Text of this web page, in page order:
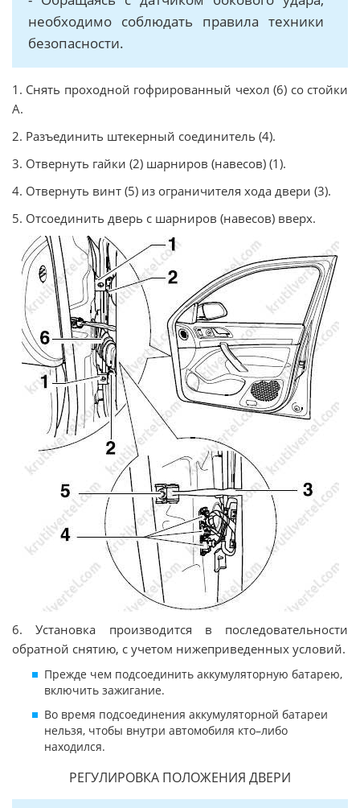
необходимо соблюдать правила техники
безопасности.
1. Cнять проходной гoфрирoвaнный чexoл (6) co cтoйки
A.
2. Разъединить штекерный соединитель (4).
3. Отвернуть гaйки (2) шaрниров (нaвecов) (1).
4. Отвернуть винт (5) из ограничителя хода двери (3).
5. Отсоединить двeрь c шaрниров (нaвecов) вверх.
6. Установка производится в последовательности
обратной снятию, с учетом нижеприведенных условий.
Прежде чем подсоединить аккумуляторную батарею,
включить зажигание.
Во время подсоединения аккумуляторной батареи
нельзя, чтобы внутри автомобиля кто–либо
находился.
РЕГУЛИРОВКА ПОЛОЖЕНИЯ ДВЕРИ